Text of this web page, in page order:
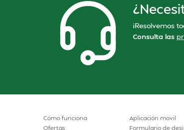
¡Resolvemos
Consulta las
Cómo funciona
Ofertas
Aplicación movil
Formulario de